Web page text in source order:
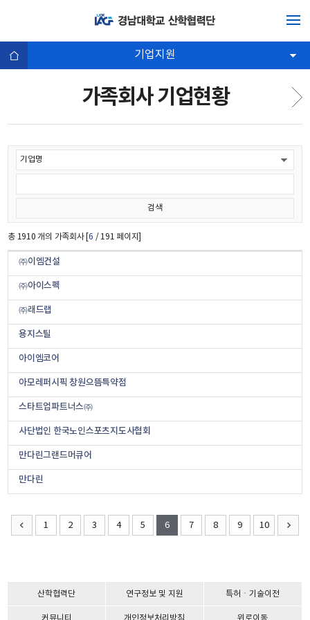
기업지원
가족회사 기업현황
총 1910 개의 가족회사 [6 / 191 페이지]
㈜이엠건설
㈜아이스펙
㈜래드랩
용지스틸
아이엠코어
아모레퍼시픽 창원으뜸특약점
스타트업파트너스㈜
사단법인 한국노인스포츠지도사협회
만다린그랜드머큐어
만다린
1 2 3 4 5 6 7 8 9 10
산학협력단 연구정보 및 지원 특허ㆍ기술이전